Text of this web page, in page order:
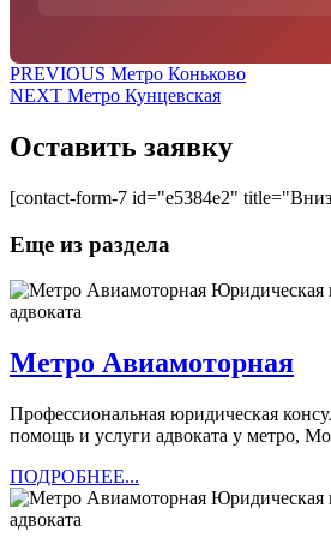
Навигация
по
записям
PREVIOUS Предыдущая
запись:
Метро Коньково
NEXT Следующая
Метро Кунцевская
Оставить заявку
[contact-form-7 id="e5384e2"
Еще из раздела
Метро Авиамоторная
Профессиональная юридическая консультация, юридическая
помощь и услуги адвоката у метро,
ПОДРОБНЕЕ...